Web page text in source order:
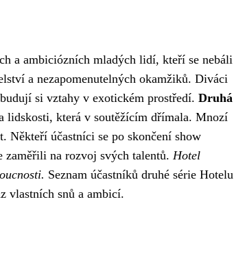
a ambiciózních mladých lidí, kteří se nebáli
a nezapomenutelných okamžiků. Diváci
si vztahy v exotickém prostředí. Druhá
lidskosti, která v soutěžícím dřímala. Mnozí
Někteří účastníci se po skončení show
na rozvoj svých talentů. Hotel
Seznam účastníků druhé série Hotelu
vlastních snů a ambicí.